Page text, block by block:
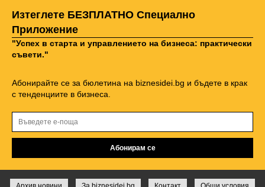
Изтеглете БЕЗПЛАТНО Специално
Приложение
"Успех в старта и управлението на бизнеса: практически
съвети."
Абонирайте се за бюлетина на biznesidei.bg и бъдете в крак
с тенденциите в бизнеса.